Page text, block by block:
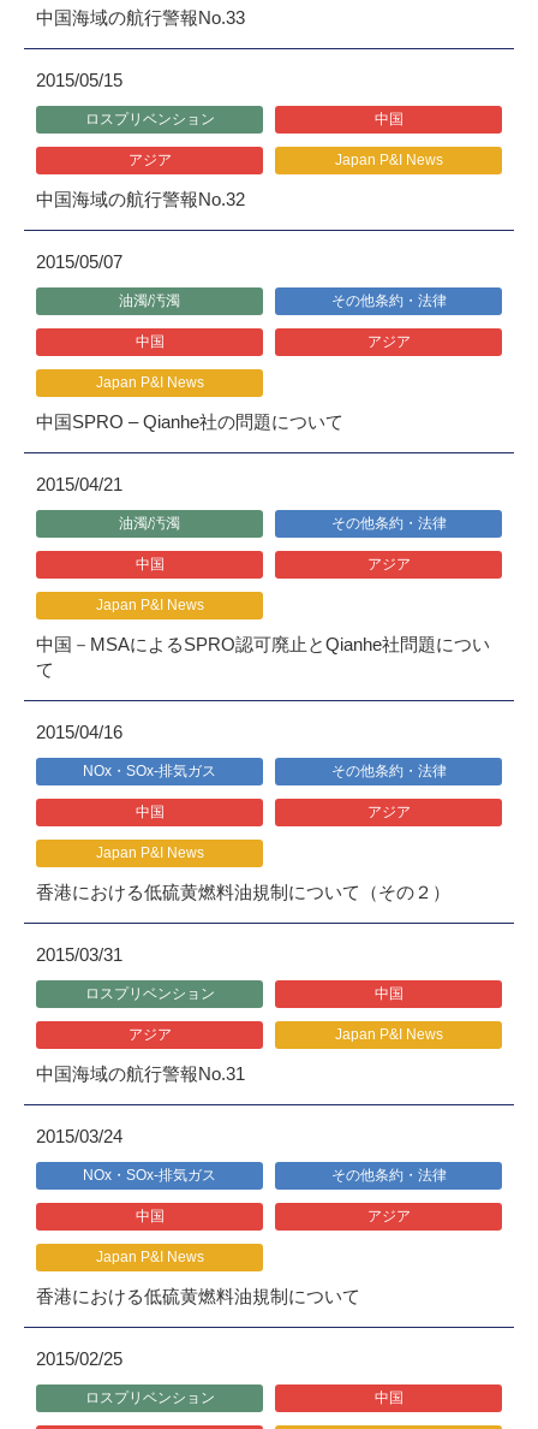
中国海域の航行警報No.33
2015/05/15
ロスプリベンション 中国
アジア Japan P&I News
中国海域の航行警報No.32
2015/05/07
油濁/汚濁 その他条約・法律
中国 アジア
Japan P&I News
中国SPRO – Qianhe社の問題について
2015/04/21
油濁/汚濁 その他条約・法律
中国 アジア
Japan P&I News
中国－MSAによるSPRO認可廃止とQianhe社問題につい
て
2015/04/16
NOx・SOx-排気ガス その他条約・法律
中国 アジア
Japan P&I News
香港における低硫黄燃料油規制について（その２）
2015/03/31
ロスプリベンション 中国
アジア Japan P&I News
中国海域の航行警報No.31
2015/03/24
NOx・SOx-排気ガス その他条約・法律
中国 アジア
Japan P&I News
香港における低硫黄燃料油規制について
2015/02/25
ロスプリベンション 中国